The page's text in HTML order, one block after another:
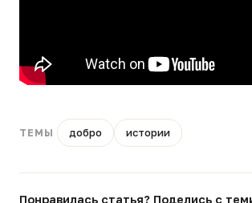
ТЕМЫ добро истории
Понравилась статья? Поделись с